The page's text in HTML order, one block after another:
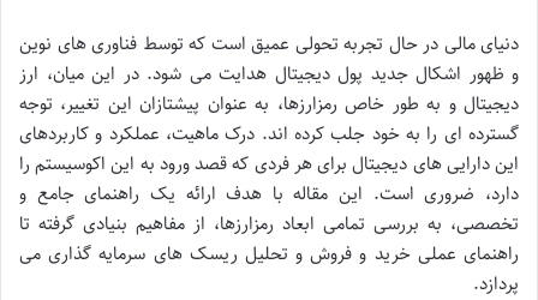
دنیای مالی در حال تجربه تحولی عمیق است که توسط فناوری های نوین
و ظهور اشکال جدید پول دیجیتال هدایت می شود. در این میان، ارز
دیجیتال و به طور خاص رمزارزها، به عنوان پیشتازان این تغییر، توجه
گسترده ای را به خود جلب کرده اند. درک ماهیت، عملکرد و کاربردهای
این دارایی های دیجیتال برای هر فردی که قصد ورود به این اکوسیستم را
دارد، ضروری است. این مقاله با هدف ارائه یک راهنمای جامع و
تخصصی، به بررسی تمامی ابعاد رمزارزها، از مفاهیم بنیادی گرفته تا
راهنمای عملی خرید و فروش و تحلیل ریسک های سرمایه گذاری می
پردازد.